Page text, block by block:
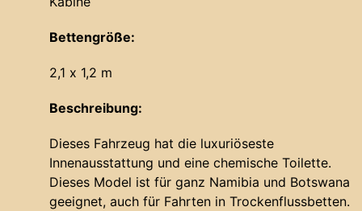
Bettengröße:
2,1 x 1,2 m
Beschreibung:
Dieses Fahrzeug hat die luxuriöseste
Innenausstattung und eine chemische Toilette.
Dieses Model ist für ganz Namibia und Botswana
geeignet, auch für Fahrten in Trockenflussbetten.